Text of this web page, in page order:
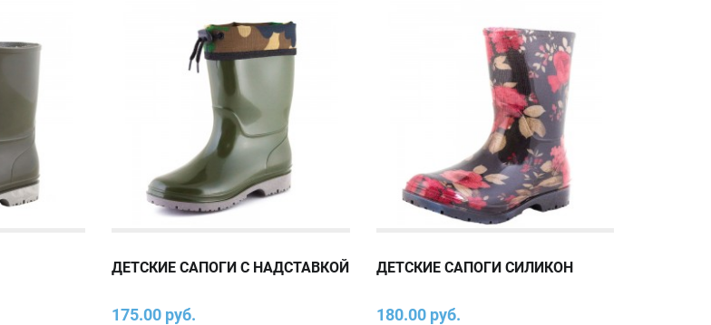
ДЕТСКИЕ САПОГИ С НАДСТАВКОЙ
175.00 руб.
ДЕТСКИЕ САПОГИ СИЛИКОН
180.00 руб.